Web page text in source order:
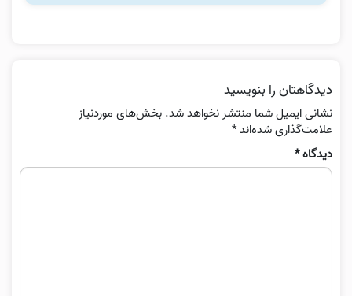
دیدگاهتان را بنویسید
نشانی ایمیل شما منتشر نخواهد شد. بخش‌های موردنیاز
علامت‌گذاری شده‌اند*
دیدگاه*